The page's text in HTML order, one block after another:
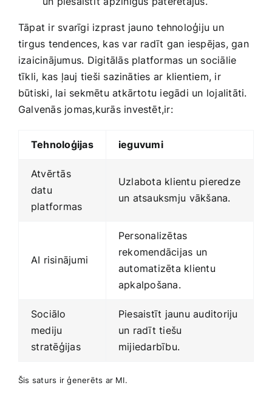
Tāpat ir svarīgi izprast jauno tehnoloģiju un
tirgus​ tendences, kas var radīt gan iespējas, gan
izaicinājumus. Digitālās platformas un sociālie
tīkli, kas ļauj tieši sazināties ar klientiem, ir
būtiski, lai sekmētu atkārtotu iegādi un lojalitāti.
Galvenās jomas,kurās investēt,ir:
Tehnoloģijas ieguvumi
Atvērtās
datu
platformas
Uzlabota klientu pieredze​
un ​atsauksmju⁣ vākšana.
AI risinājumi
Personalizētas
rekomendācijas un
automatizēta klientu
apkalpošana.
Sociālo‌
mediju
⁣stratēģijas
Piesaistīt jaunu auditoriju ​
un radīt tiešu
mijiedarbību.
Šis saturs ir ģenerēts ar MI.